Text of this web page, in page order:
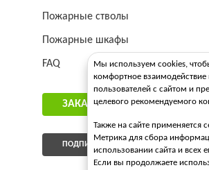
Пожарные стволы
Пожарные шкафы
FAQ
ЗАКАЗАТЬ ЗВОНОК
ПОДПИСАТЬСЯ НА РАССЫЛКУ
Мы используем cookies,
комфортное взаимодействие
пользователей с сайтом и
целевого рекомендуемого
Также на сайте применяется
Метрика для сбора
использовании сайта и всех
Если вы продолжаете